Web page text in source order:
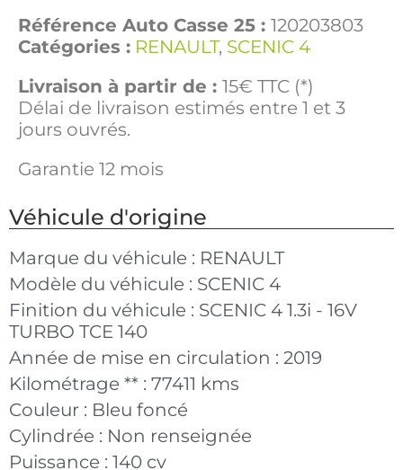
Référence Auto Casse 25 : 120203803
Catégories : RENAULT, SCENIC 4
Livraison à partir de : 15€ TTC (*)
Délai de livraison estimés entre 1 et 3
jours ouvrés.
Garantie 12 mois
Véhicule d'origine
Marque du véhicule : RENAULT
Modèle du véhicule : SCENIC 4
Finition du véhicule : SCENIC 4 1.3i - 16V
TURBO TCE 140
Année de mise en circulation : 2019
Kilométrage ** : 77411 kms
Couleur : Bleu foncé
Cylindrée : Non renseignée
Puissance : 140 cv